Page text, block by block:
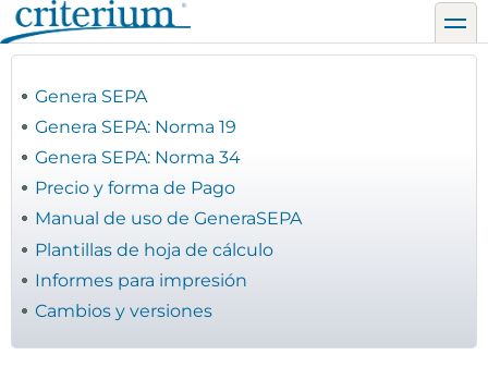
Pasar
al
principal
Genera SEPA
Genera SEPA: Norma 19
Genera SEPA: Norma 34
Precio y forma de Pago
Manual de uso de GeneraSEPA
Plantillas de hoja de cálculo
Informes para impresión
Cambios y versiones